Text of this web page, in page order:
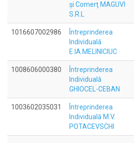
şi Comerţ MAGUVI
S.R.L
1016607002986
Întreprinderea
Individuală
E.IA.MELINICIUC
1008606000380
Întreprinderea
Individuală
GHIOCEL-CEBAN
1003602035031
Întreprinderea
Individuală M.V.
POTACEVSCHI